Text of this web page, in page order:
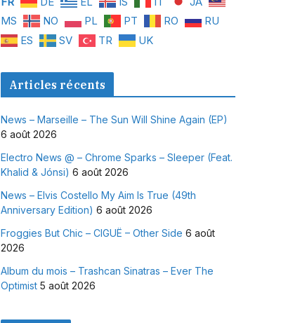
MS
NO PL PT RO
RU
ES
SV TR UK
Articles récents
News – Marseille – The Sun Will Shine Again (EP)
6 août 2026
Electro News @ – Chrome Sparks – Sleeper (Feat.
Khalid & Jónsi) 6 août 2026
News – Elvis Costello My Aim Is True (49th
Anniversary Edition) 6 août 2026
Froggies But Chic – CIGUË – Other Side 6 août
2026
Album du mois – Trashcan Sinatras – Ever The
Optimist 5 août 2026